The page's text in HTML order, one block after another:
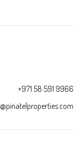
+971 58 591 9966